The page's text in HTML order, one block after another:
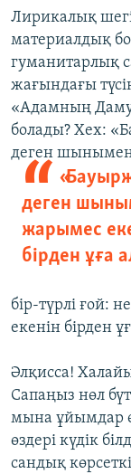
Лирикалық
материалдық
гуманитарлық
жағындағы
«Адамның Даму
болады? Хех:
деген
деген
жарымес
бірден ұға
бір-түрлі ғой:
екенін бірден
Әлқисса!
Сапаңыз нөл
мына ұйымдар
өздері күдік
сандық